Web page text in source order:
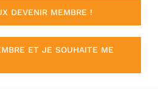
DEVENIR MEMBRE !
ET JE SOUHAITE ME